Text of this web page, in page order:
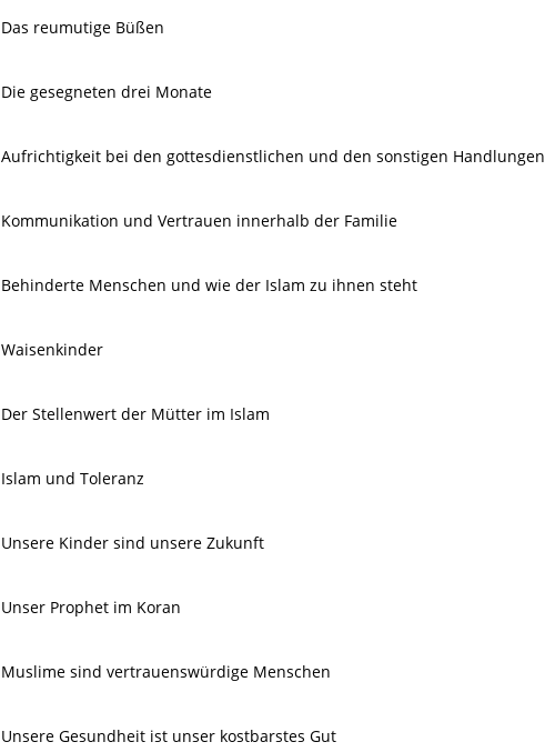
Das reumutige Büßen
Die gesegneten drei Monate
Aufrichtigkeit bei den gottesdienstlichen und den sonstigen Handlungen
Kommunikation und Vertrauen innerhalb der Familie
Behinderte Menschen und wie der Islam zu ihnen steht
Waisenkinder
Der Stellenwert der Mütter im Islam
Islam und Toleranz
Unsere Kinder sind unsere Zukunft
Unser Prophet im Koran
Muslime sind vertrauenswürdige Menschen
Unsere Gesundheit ist unser kostbarstes Gut